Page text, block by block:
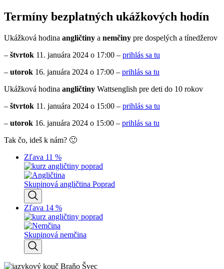
Termíny bezplatných ukážkových hodín
Ukážková hodina angličtiny a nemčiny pre dospelých a tínedžerov
– štvrtok 11. januára 2024 o 17:00 – prihlás sa tu
– utorok 16. januára 2024 o 17:00 – prihlás sa tu
Ukážková hodina angličtiny Wattsenglish pre deti do 10 rokov
– štvrtok 11. januára 2024 o 15:00 – prihlás sa tu
– utorok 16. januára 2024 o 15:00 – prihlás sa tu
Tak čo, ideš k nám? 🙂
Zľava 11 %
Skupinová angličtina Poprad
Zľava 14 %
Skupinová nemčina